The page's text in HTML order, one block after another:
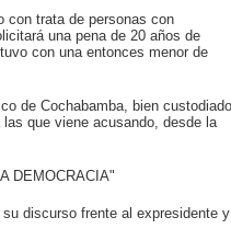
con trata de personas con
una pena de 20 años de
con una entonces menor de
de Cochabamba, bien custodiado
que viene acusando, desde la
DEMOCRACIA"
discurso frente al expresidente y